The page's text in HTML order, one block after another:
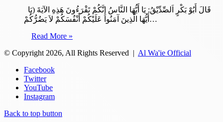
أَيُّهَا الَّذِينَ آمَنُوا عَلَيْكُمْ أَنْفُسَكُمْ لاَ يَضُرُّكُمْ…
Read More »
© Copyright 2026, All Rights Reserved | Al Wa'ie Official
Facebook
Twitter
YouTube
Instagram
Back to top button